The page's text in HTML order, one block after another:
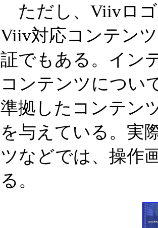
ただし、Viivロゴ
Viiv対応コンテン
証でもある。イン
コンテンツについ
準拠したコンテン
を与えている。実
ツなどでは、操作
る。